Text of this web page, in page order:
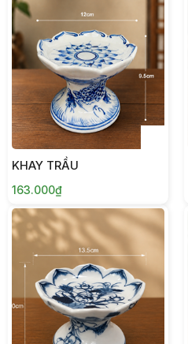
KHAY TRẦU
163.000₫